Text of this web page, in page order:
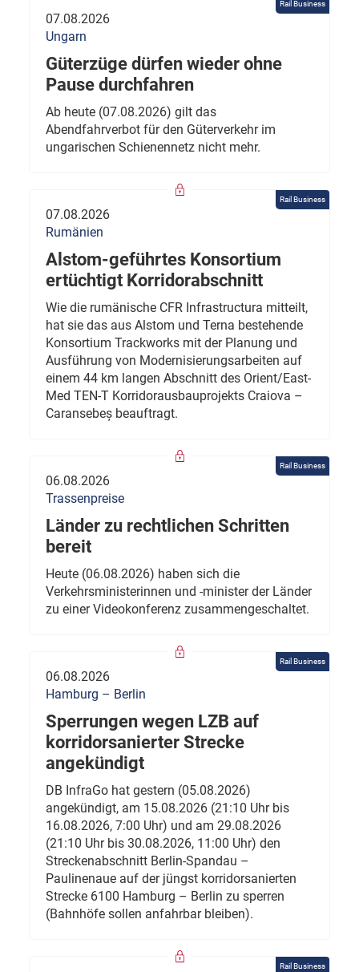
Rail Business
07.08.2026
Ungarn
Güterzüge dürfen wieder ohne
Pause durchfahren
Ab heute (07.08.2026) gilt das
Abendfahrverbot für den Güterverkehr im
ungarischen Schienennetz nicht mehr.
Rail Business
07.08.2026
Rumänien
Alstom-geführtes Konsortium
ertüchtigt Korridorabschnitt
Wie die rumänische CFR Infrastructura mitteilt,
hat sie das aus Alstom und Terna bestehende
Konsortium Trackworks mit der Planung und
Ausführung von Modernisierungsarbeiten auf
einem 44 km langen Abschnitt des Orient/East-
Med TEN-T Korridorausbauprojekts Craiova –
Caransebeș beauftragt.
Rail Business
06.08.2026
Trassenpreise
Länder zu rechtlichen Schritten
bereit
Heute (06.08.2026) haben sich die
Verkehrsministerinnen und -minister der Länder
zu einer Videokonferenz zusammengeschaltet.
Rail Business
06.08.2026
Hamburg – Berlin
Sperrungen wegen LZB auf
korridorsanierter Strecke
angekündigt
DB InfraGo hat gestern (05.08.2026)
angekündigt, am 15.08.2026 (21:10 Uhr bis
16.08.2026, 7:00 Uhr) und am 29.08.2026
(21:10 Uhr bis 30.08.2026, 11:00 Uhr) den
Streckenabschnitt Berlin-Spandau –
Paulinenaue auf der jüngst korridorsanierten
Strecke 6100 Hamburg – Berlin zu sperren
(Bahnhöfe sollen anfahrbar bleiben).
Rail Business